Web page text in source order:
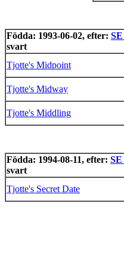
Födda: 1993-06-02, efter:
svart
Tjotte's Midpoint
Tjotte's Midway
Tjotte's Middling
Födda: 1994-08-11, efter:
svart
Tjotte's Secret Date